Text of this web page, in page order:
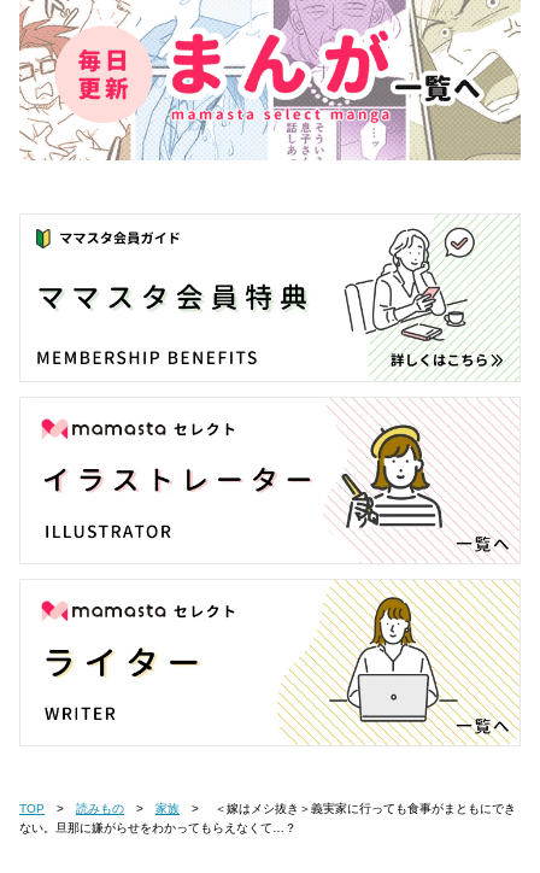
TOP 読みもの 家族
ない。旦那に嫌がらせをわかってもらえなくて…？